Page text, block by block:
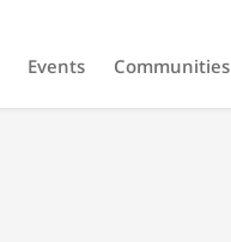
Events Communities